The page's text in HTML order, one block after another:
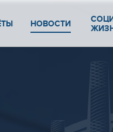
НОВОСТИ